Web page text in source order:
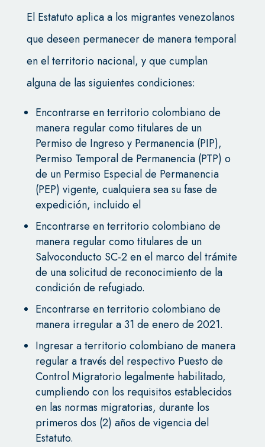
El Estatuto aplica a los migrantes venezolanos
que deseen permanecer de manera temporal
en el territorio nacional, y que cumplan
alguna de las siguientes condiciones:
Encontrarse en territorio colombiano de
manera regular como titulares de un
Permiso de Ingreso y Permanencia (PIP),
Permiso Temporal de Permanencia (PTP) o
de un Permiso Especial de Permanencia
(PEP) vigente, cualquiera sea su fase de
expedición, incluido el
Encontrarse en territorio colombiano de
manera regular como titulares de un
Salvoconducto SC-2 en el marco del trámite
de una solicitud de reconocimiento de la
condición de refugiado.
Encontrarse en territorio colombiano de
manera irregular a 31 de enero de 2021.
Ingresar a territorio colombiano de manera
regular a través del respectivo Puesto de
Control Migratorio legalmente habilitado,
cumpliendo con los requisitos establecidos
en las normas migratorias, durante los
primeros dos (2) años de vigencia del
Estatuto.